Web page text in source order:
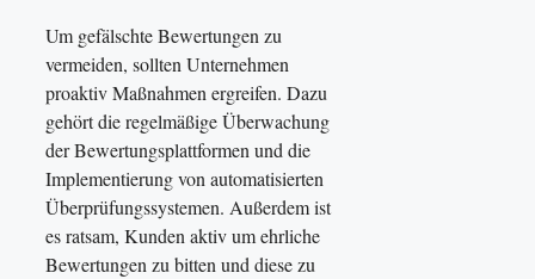
Um gefälschte Bewertungen zu
vermeiden, sollten Unternehmen
proaktiv Maßnahmen ergreifen. Dazu
gehört die regelmäßige Überwachung
der Bewertungsplattformen und die
Implementierung von automatisierten
Überprüfungssystemen. Außerdem ist
es ratsam, Kunden aktiv um ehrliche
Bewertungen zu bitten und diese zu